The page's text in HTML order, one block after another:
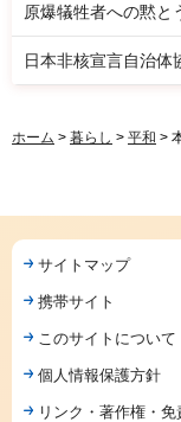
原爆犠牲者への黙と
日本非核宣言自治体
ホーム > 暮らし > 平和 >
サイトマップ
携帯サイト
このサイトについて
個人情報保護方針
リンク・著作権・免